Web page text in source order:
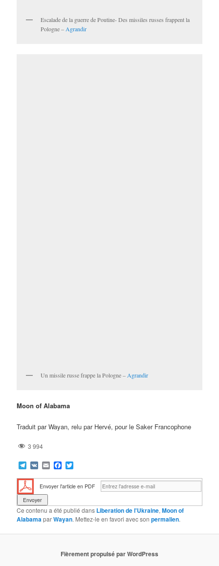
Escalade de la guerre de Poutine- Des missiles russes frappent la
Pologne – Agrandir
Un missile russe frappe la Pologne – Agrandir
Moon of Alabama
Traduit par Wayan, relu par Hervé, pour le Saker Francophone
3 994
Telegram
VK EmailFacebook
Envoyer l'article en PDF
Ce contenu a été publié dans Liberation de l'Ukraine,Moon of
AlabamaparWayan. Mettez-le en favori avec sonpermalien.
Fièrement propulsé par WordPress